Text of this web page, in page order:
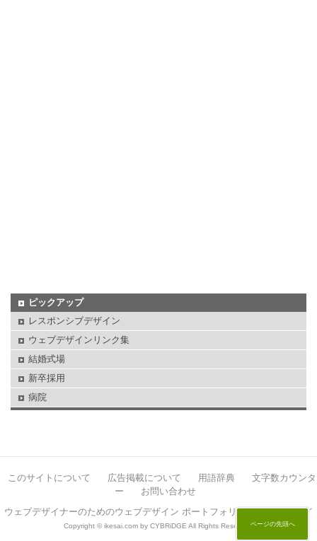
ピックアップ
レスポンシブデザイン
ウェブデザインリンク集
結婚式場
新卒採用
病院
ページの先頭へ
このサイトについて 広告掲載について 用語辞典
文字数カウンタ
ー
お問い合わせ
ウェブデザイナーのためのウェブデザイン ポートフォリオサイト イケサイ
Copyright © ikesai.com by CYBRiDGE All Rights Reserved.